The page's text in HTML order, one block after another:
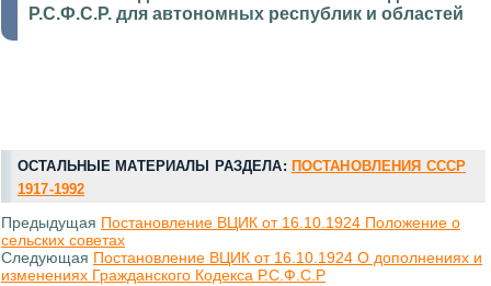
Р.С.Ф.С.Р. для автономных республик и областей
ОСТАЛЬНЫЕ МАТЕРИАЛЫ РАЗДЕЛА: ПОСТАНОВЛЕНИЯ СССР
1917-1992
Предыдущая Постановление ВЦИК от 16.10.1924 Положение о
сельских советах
Следующая Постановление ВЦИК от 16.10.1924 О дополнениях и
изменениях Гражданского Кодекса Р.С.Ф.С.Р